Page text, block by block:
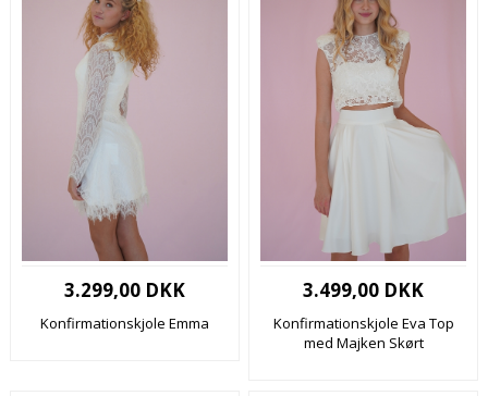
3.299,00 DKK
Konfirmationskjole Emma
3.499,00 DKK
Konfirmationskjole Eva Top
med Majken Skørt